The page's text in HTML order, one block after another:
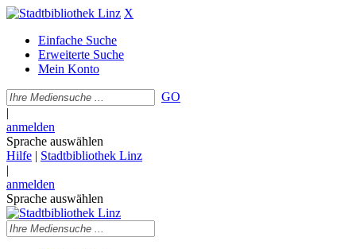
X
Einfache Suche
Erweiterte Suche
Mein Konto
GO
|
anmelden
Sprache auswählen
Hilfe | Stadtbibliothek Linz
|
anmelden
Sprache auswählen